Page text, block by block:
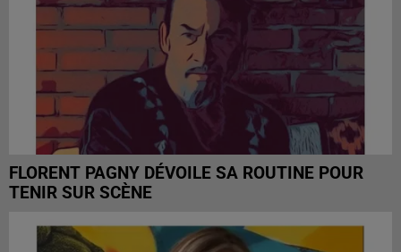
FLORENT PAGNY DÉVOILE SA ROUTINE POUR
TENIR SUR SCÈNE